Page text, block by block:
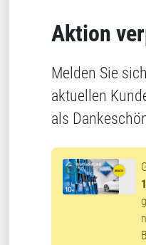
Aktion
Melden Sie
aktuellen
als